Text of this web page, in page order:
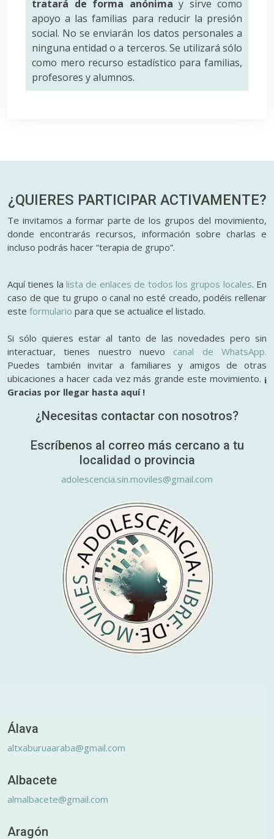
tratará de forma anónima y sirve como
apoyo a las familias para reducir la presión
social. No se enviarán los datos personales a
ninguna entidad o a terceros. Se utilizará sólo
como mero recurso estadístico para familias,
profesores y alumnos.
¿QUIERES PARTICIPAR ACTIVAMENTE?
Te invitamos a formar parte de los grupos del movimiento,
donde encontrarás recursos, información sobre charlas e
incluso podrás hacer “terapia de grupo”.
Aquí tienes lalista de enlaces de todos los grupos locales. En
caso de que tu grupo o canal no esté creado, podéis rellenar
este formulario para que se actualice el listado.
Si sólo quieres estar al tanto de las novedades pero sin
interactuar, tienes nuestro nuevo canal de WhatsApp.
Puedes también invitar a familiares y amigos de otras
ubicaciones a hacer cada vez más grande este movimiento. ¡
Gracias por llegar hasta aquí !
¿Necesitas contactar con nosotros?
Escríbenos al correo más cercano a tu
localidad o provincia
adolescencia.sin.moviles@gmail.com
Álava
altxaburuaaraba@gmail.com
Albacete
almalbacete@gmail.com
Aragón